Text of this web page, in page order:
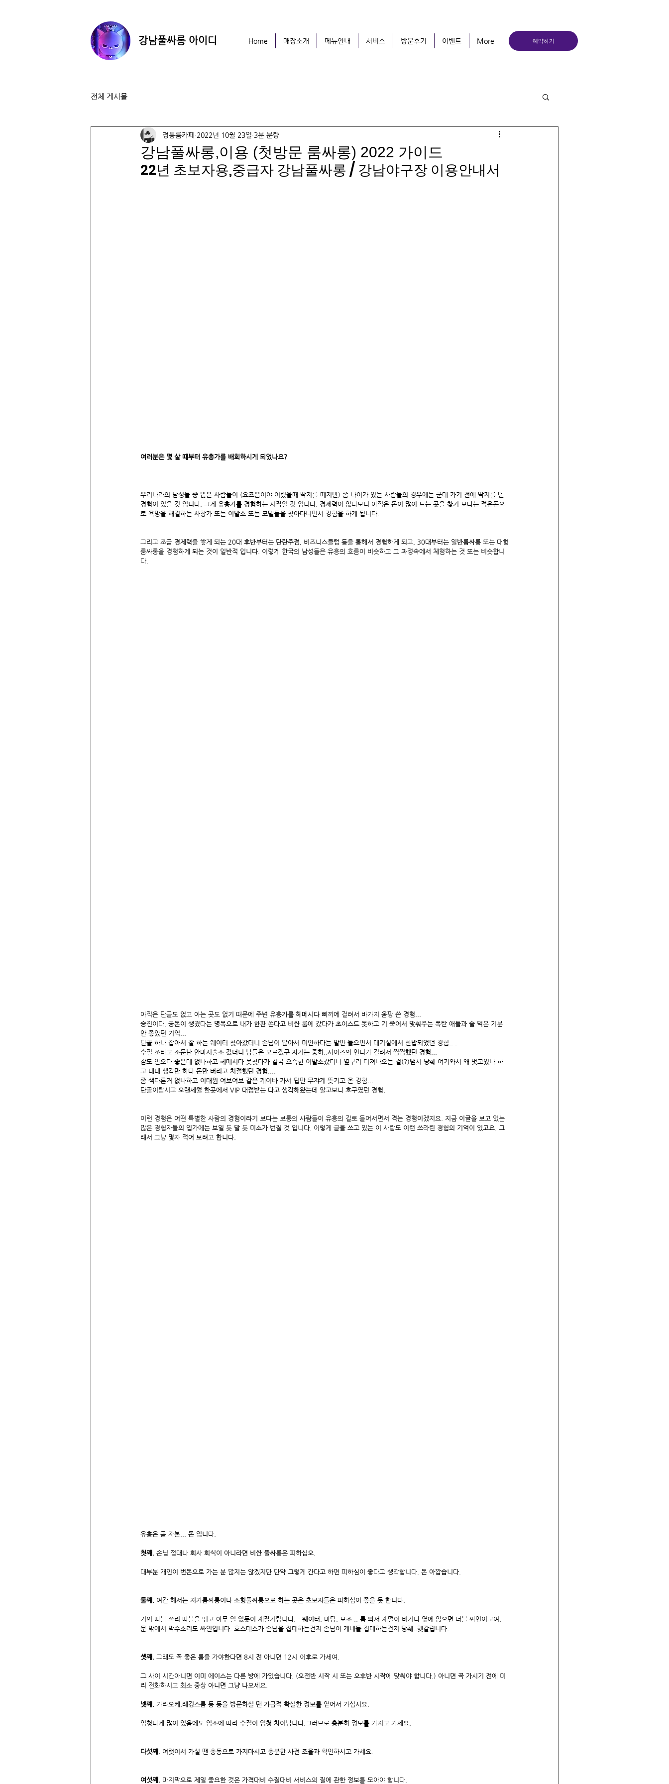
​강남풀싸롱 아이디 Home 매장소개 메뉴안내 서비스 방문후기 이벤트 More 예약하기
전체 게시물
강남풀싸롱,이용 (첫방문 룸싸롱) 2022 가이드
정통룸카페 2022년 10월 23일 3분 분량
22년 초보자용,중급자 강남풀싸롱 / 강남야구장 이용안내서
여러분은 몇 살 때부터 유흥가를 배회하시게 되었나요?
우리나라의 남성들 중 많은 사람들이 (요즈음이야 어렸을때 딱지를 떼지만) 좀 나이가 있는 사람들의 경우에는 군대 가기 전에 딱지를 뗀
경험이 있을 것 입니다. 그게 유흥가를 경험하는 시작일 것 입니다. 경제력이 없다보니 아직은 돈이 많이 드는 곳을 찾기 보다는 적은돈으
로 욕망을 해결하는 사창가 또는 이발소 또는 모텔들을 찾아다니면서 경험을 하게 됩니다.
그리고 조금 경제력을 쌓게 되는 20대 후반부터는 단란주점, 비즈니스클럽 등을 통해서 경험하게 되고, 30대부터는 일반룸싸롱 또는 대형
룸싸롱을 경험하게 되는 것이 일반적 입니다. 이렇게 한국의 남성들은 유흥의 흐름이 비슷하고 그 과정속에서 체험하는 것 또는 비슷합니
다.
아직은 단골도 없고 아는 곳도 없기 때문에 주변 유흥가를 헤메시다 삐끼에 걸려서 바가지 옴팡 쓴 경험...
승진이다, 공돈이 생겼다는 명목으로 내가 한판 쏜다고 비싼 룸에 갔다가 초이스드 못하고 기 죽어서 맞춰주는 폭탄 애들과 술 먹은 기분
안 좋았던 기억...
단골 하나 잡아서 잘 하는 웨이터 찾아갔더니 손님이 많아서 미안하다는 말만 들으면서 대기실에서 찬밥되었던 경험.. .
수질 조타고 소문난 안마시술소 갔더니 남들은 모르겠구 자기는 중하..사이즈의 언니가 걸려서 찝찝했던 경험...
잠도 안오다 좋은데 없나하고 헤메시다 못찾다가 결국 으슥한 이발소갔더니 옆구리 터져나오는 걸(?)땜시 당췌 여기와서 왜 벗고있나 하
고 내내 생각만 하다 돈만 버리고 처절했던 경험....
좀 색다른거 없나하고 이태원 여보여보 같은 게이바 가서 팁만 무쟈게 뜻기고 온 경험...
단골이랍시고 오랜세월 한곳에서 VIP 대접받는 다고 생각해왔는데 알고보니 호구였던 경험.
이런 경험은 어떤 특별한 사람의 경험이라기 보다는 보통의 사람들이 유흥의 길로 들어서면서 격는 경험이겠지요. 지금 이글을 보고 있는
많은 경험자들의 입가에는 보일 듯 말 듯 미소가 번질 것 입니다. 이렇게 글을 쓰고 있는 이 사람도 이런 쓰라린 경험의 기억이 있고요. 그
래서 그냥 몇자 적어 보려고 합니다.
유흥은 곧 자본... 돈 입니다.
첫째. 손님 접대나 회사 회식이 아니라면 비싼 풀싸롱은 피하십오.
대부분 개인이 번돈으로 가는 분 많지는 않겠지만 만약 그렇게 간다고 하면 피하심이 좋다고 생각합니다. 돈 아깝습니다.
둘째. 여간 해서는 저가룸싸롱이나 소형풀싸롱으로 하는 곳은 초보자들은 피하심이 좋을 듯 합니다.
거의 따블 쓰리 따블을 뛰고 아무 일 없듯이 재잘거립니다. - 웨이터. 마담. 보조 .. 룸 와서 재떨이 비거나 옆에 앉으면 더블 싸인이고여,
문 밖에서 박수소리도 싸인입니다. 호스테스가 손님을 접대하는건지 손님이 게네들 접대하는건지 당췌..헷갈립니다.
셋째. 그래도 꼭 좋은 룸을 가야한다면 8시 전 아니면 12시 이후로 가세여.
그 사이 시간아니면 이미 에이스는 다른 방에 가있습니다. (오전반 시작 시 또는 오후반 시작에 맞춰야 합니다.) 아니면 꼭 가시기 전에 미
리 전화하시고 최소 중상 아니면 그냥 나오세요.
넷째. 가라오케,레깅스룸 등 등을 방문하실 땐 가급적 확실한 정보를 얻어서 가십시요.
엄청나게 많이 있음에도 업소에 따라 수질이 엄청 차이납니다.그러므로 충분히 정보를 가지고 가세요.
다섯째. 여럿이서 가실 땐 충동으로 가지마시고 충분한 사전 조율과 확인하시고 가세요.
여섯째. 마지막으로 제일 중요한 것은 가격대비 수질대비 서비스의 질에 관한 정보를 모아야 합니다.